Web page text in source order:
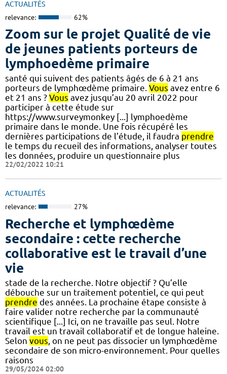
ACTUALITÉS
relevance: 62%
Zoom sur le projet Qualité de vie
de jeunes patients porteurs de
lymphoedème primaire
santé qui suivent des patients âgés de 6 à 21 ans
porteurs de lymphœdème primaire. Vous avez entre 6
et 21 ans ? Vous avez jusqu’au 20 avril 2022 pour
participer à cette étude sur
https://www.surveymonkey [...] lymphoedème
primaire dans le monde. Une fois récupéré les
dernières participations de l’étude, il faudra prendre
le temps du recueil des informations, analyser toutes
les données, produire un questionnaire plus
22/02/2022 10:21
ACTUALITÉS
relevance: 27%
Recherche et lymphœdème
secondaire : cette recherche
collaborative est le travail d’une
vie
stade de la recherche. Notre objectif ? Qu’elle
débouche sur un traitement potentiel, ce qui peut
prendre des années. La prochaine étape consiste à
faire valider notre recherche par la communauté
scientifique [...] Ici, on ne travaille pas seul. Notre
travail est un travail collaboratif et de longue haleine.
Selon vous , on ne peut pas dissocier un lymphœdème
secondaire de son micro-environnement. Pour quelles
raisons
29/05/2024 02:00